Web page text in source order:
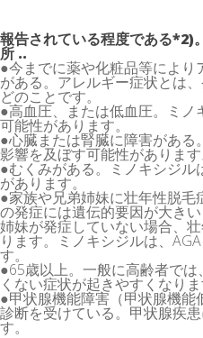
報告されている程度である*2)
所 ..
●今までに薬や化粧品等により
がある。アレルギー症状とは
どのことです。
●高血圧、または低血圧。ミ
可能性があります。
●心臓または腎臓に障害があ
影響を及ぼす可能性があります
●むくみがある。ミノキシジ
があります。
●家族や兄弟姉妹に壮年性脱
の発症には遺伝的要因が大き
姉妹が発症していない場合、
ります。ミノキシジルは、
す。
●65歳以上。一般に高齢者で
くない症状が起きやすくなりま
●甲状腺機能障害（甲状腺機
診断を受けている。甲状腺疾
す。